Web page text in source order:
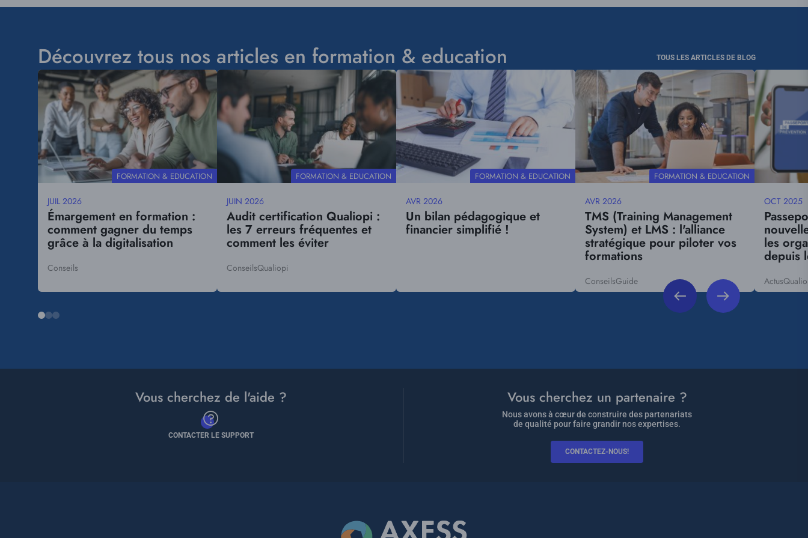
Découvrez tous nos articles en formation & education TOUS LES ARTICLES DE BLOG
Visuel
principal
THÉMATIQUE
FORMATION & EDUCATION
Date
mise
à
jour
JUIL 2026
Émargement en formation :
comment gagner du temps
grâce à la digitalisation
Tags
Conseils
Visuel
THÉMATIQUE
FORMATION & EDUCATION
Date
mise
à
jour
JUIN 2026
Audit certification Qualiopi :
les 7 erreurs fréquentes et
comment les éviter
Tags
ConseilsQualiopi
Visuel
principal
THÉMATIQUE
FORMATION & EDUCATION
Date
mise
à
AVR 2026
Un bilan pédagogique et
financier simplifié !
Visuel
principal
THÉMATIQUE
FORMATION & EDUCATION
Date
mise
à
jour
AVR 2026
TMS (Training Management
System) et LMS : l'alliance
stratégique pour piloter vos
formations
Tags
ConseilsGuide
Visuel
principal
Date
mise
à
jour
OCT 2025
les
depuis
Tags
Actus
Vous cherchez de l'aide ?
CONTACTER LE SUPPORT
Vous cherchez un partenaire ?
Nous avons à cœur de construire des partenariats
de qualité pour faire grandir nos expertises.
CONTACTEZ-NOUS!